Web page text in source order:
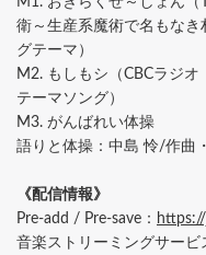
衛～生産系魔術で名もな
グテーマ）
M2. もしもシ（CBCラジオ
テーマソング）
M3. がんばれい体操
語りと体操：中島 怜/作曲
《配信情報》
Pre-add / Pre-save：
音楽ストリーミングサービ